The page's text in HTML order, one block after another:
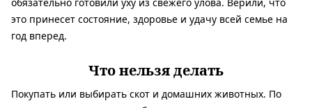
обязательно готовили уху из свежего улова. Верили, что
это принесет состояние, здоровье и удачу всей семье на
год вперед.
Что нельзя делать
Покупать или выбирать скот и домашних животных. По